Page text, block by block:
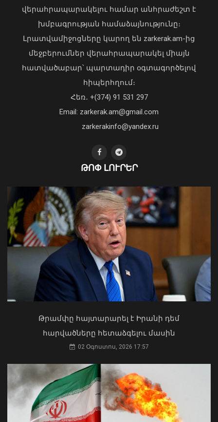
մասնակցել է Հիրոշիմայի զոհերի
ոգեկոչման տարելիցին նվիրված
հիշատակի արարողությանը
Ռուստամ Բաքոյանը հանդիպել է ՀՀ-
ում Իրաքի գործերի ժամանակավոր
հավատարմատարի հետ
06 Օգոստոս, 2026 20:29
Ծովինար Թադևոսյանը պարգևատրել
Վարչապետ Փաշինյանն այցելել է
«ԷԼԵՎԵՅԹ ԷՅԱՅ» արհեստական
բանականության գործարան
Ի՞նչ ուղերձ էր ոտքի չկանգնելը.
Աղաջանյանը` ընդդիմությանը
վերահրապարակելու համար անհրաժեշտ է
խմբագրության համաձայնությունը։
Լրատվամիջոցները կարող են zarkerak.am-ից
մեջբերումներ վերահրապարակել միայն
հատվածաբար՝ պարտադիր օգտագործելով
հիպերհղում։
Հեռ․ +(374) 91 531 297
Email: zarkerak.am@gmail.com
zarkerakinfo@yandex.ru
ԹՈՓ ԼՈՒՐԵՐ
Թրամփը հայտարարել է Իրանի դեմ
հարվածները հետաձգելու մասին
02 Օգոստոս, 2026 17:57